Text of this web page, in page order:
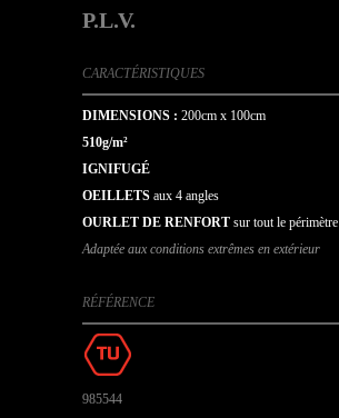
P.L.V.
CARACTÉRISTIQUES
DIMENSIONS : 200cm x 100cm
510g/m²
IGNIFUGÉ
OEILLETS aux 4 angles
OURLET DE RENFORT sur tout le périmètre
Adaptée aux conditions extrêmes en extérieur
RÉFÉRENCE
985544